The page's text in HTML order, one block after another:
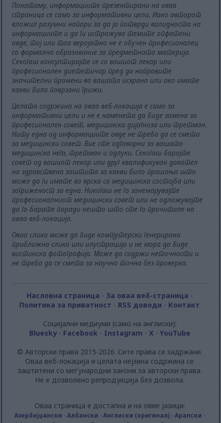
Понатаму, информациите презентирани на оваа
страница се само за информативни цели. Иако авторот
вложил разумни напори за да ја потврди валидноста на
информациите и да ги истражува темите опфатени
овде, тој или таа веројатно не е обучен професионалец
со формално образование за предметната материја.
Секогаш консултирајте се со вашиот лекар или
професионален диететичар пред да направите
значителни промени во вашата исхрана или ако имате
какви било поврзани грижи.
Целата содржина на оваа веб-локација е само за
информативни цели и не е наменета да биде замена за
професионален совет, медицинска дијагноза или третман.
Ниту една од информациите овде не треба да се смета
за медицински совет. Вие сте одговорни за вашата
медицинска нега, третман и одлуки. Секогаш барајте
совет од вашиот лекар или друг квалификуван давател
на здравствена заштита за какви било прашања што
може да ги имате во врска со медицинска состојба или
загриженост за една. Никогаш не го занемарувајте
професионалниот медицински совет или не одложувајте
да го барате поради нешто што сте го прочитале на
оваа веб-локација.
Оваа слика може да биде компјутерски генерирана
приближна слика или илустрација и не мора да биде
вистинска фотографија. Може да содржи неточности и
не треба да се смета за научно точна без проверка.
Насловна страница - За оваа веб-страница -
Политика за приватност - RSS доводи - Контакт
Социјални медиуми (само на англиски):
Bluesky- Facebook - Instagram - X- YouTube
© Авторски права 2015-2026. Сите права се задржани.
Оваа веб-локација и целата нејзина содржина се
заштитени со меѓународни закони за авторски права.
Не е дозволено репродукција без дозвола.
Оваа страница е достапна и на овие јазици:
Азербејџански -Албански -Англиски (оригинал)-Арапски -